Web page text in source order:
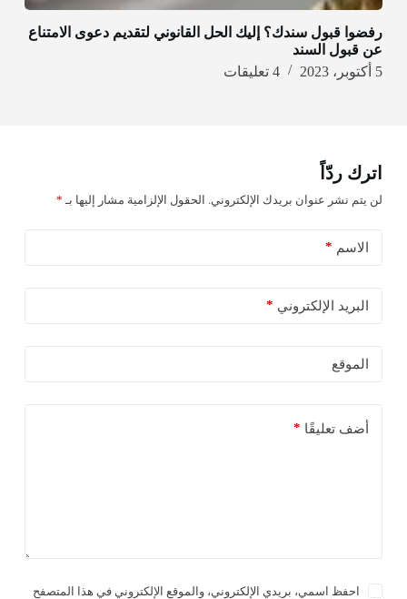
رفضوا قبول سندك؟ إليك الحل القانوني لتقديم دعوى الامتناع
عن قبول السند
5 أكتوبر، 2023
4 تعليقات
اترك ردّاً
لن يتم نشر عنوان بريدك الإلكتروني. الحقول الإلزامية مشار إليها بـ *
الاسم *
البريد الإلكتروني *
الموقع
أضف تعليقًا *
احفظ اسمي، بريدي الإلكتروني، والموقع الإلكتروني في هذا المتصفح